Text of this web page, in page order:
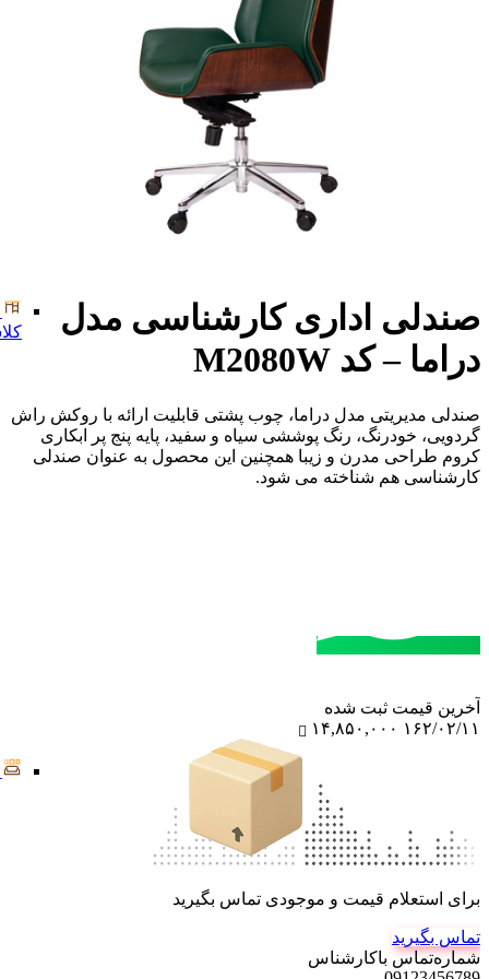
صندلی اداری کارشناسی مدل
دراما – کد M2080W
صندلی مدیریتی مدل دراما، چوب پشتی قابلیت ارائه با روکش راش
گردویی، خودرنگ، رنگ پوششی سیاه و سفید، پایه پنج پر ابکاری
کروم طراحی مدرن و زیبا همچنین این محصول به عنوان صندلی
کارشناسی هم شناخته می شود.
آخرین‌ قیمت ثبت‌ شده
۱۶۲/۰۲/۱۱ ۱۴,۸۵۰,۰۰۰
برای استعلام قیمت و موجودی تماس بگیرید
تماس بگیرید
شماره‌تماس‌ با‌کارشناس